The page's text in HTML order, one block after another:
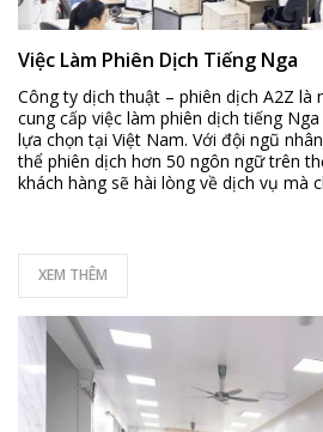
Việc Làm Phiên Dịch Tiếng Nga
Công ty dịch thuật – phiên dịch A2Z
cung cấp việc làm phiên dịch tiếng
lựa chọn tại Việt Nam. Với đội ngũ
thể phiên dịch hơn 50 ngôn ngữ trên
khách hàng sẽ hài lòng về dịch vụ mà
XEM THÊM